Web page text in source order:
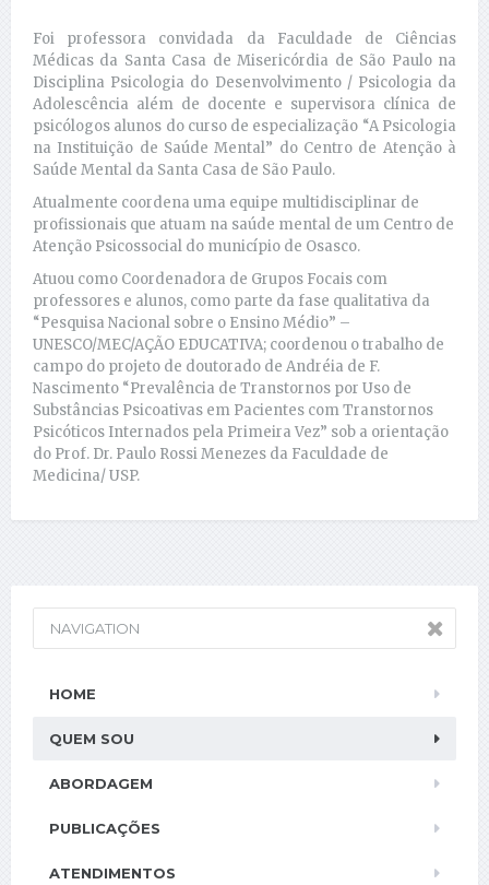
Foi professora convidada da Faculdade de Ciências
Médicas da Santa Casa de Misericórdia de São Paulo na
Disciplina Psicologia do Desenvolvimento / Psicologia da
Adolescência além de docente e supervisora clínica de
psicólogos alunos do curso de especialização “A Psicologia
na Instituição de Saúde Mental” do Centro de Atenção à
Saúde Mental da Santa Casa de São Paulo.
Atualmente coordena uma equipe multidisciplinar de
profissionais que atuam na saúde mental de um Centro de
Atenção Psicossocial do município de Osasco.
Atuou como Coordenadora de Grupos Focais com
professores e alunos, como parte da fase qualitativa da
“Pesquisa Nacional sobre o Ensino Médio” –
UNESCO/MEC/AÇÃO EDUCATIVA; coordenou o trabalho de
campo do projeto de doutorado de Andréia de F.
Nascimento “Prevalência de Transtornos por Uso de
Substâncias Psicoativas em Pacientes com Transtornos
Psicóticos Internados pela Primeira Vez” sob a orientação
do Prof. Dr. Paulo Rossi Menezes da Faculdade de
Medicina/ USP.
NAVIGATION
HOME
QUEM SOU
ABORDAGEM
PUBLICAÇÕES
ATENDIMENTOS